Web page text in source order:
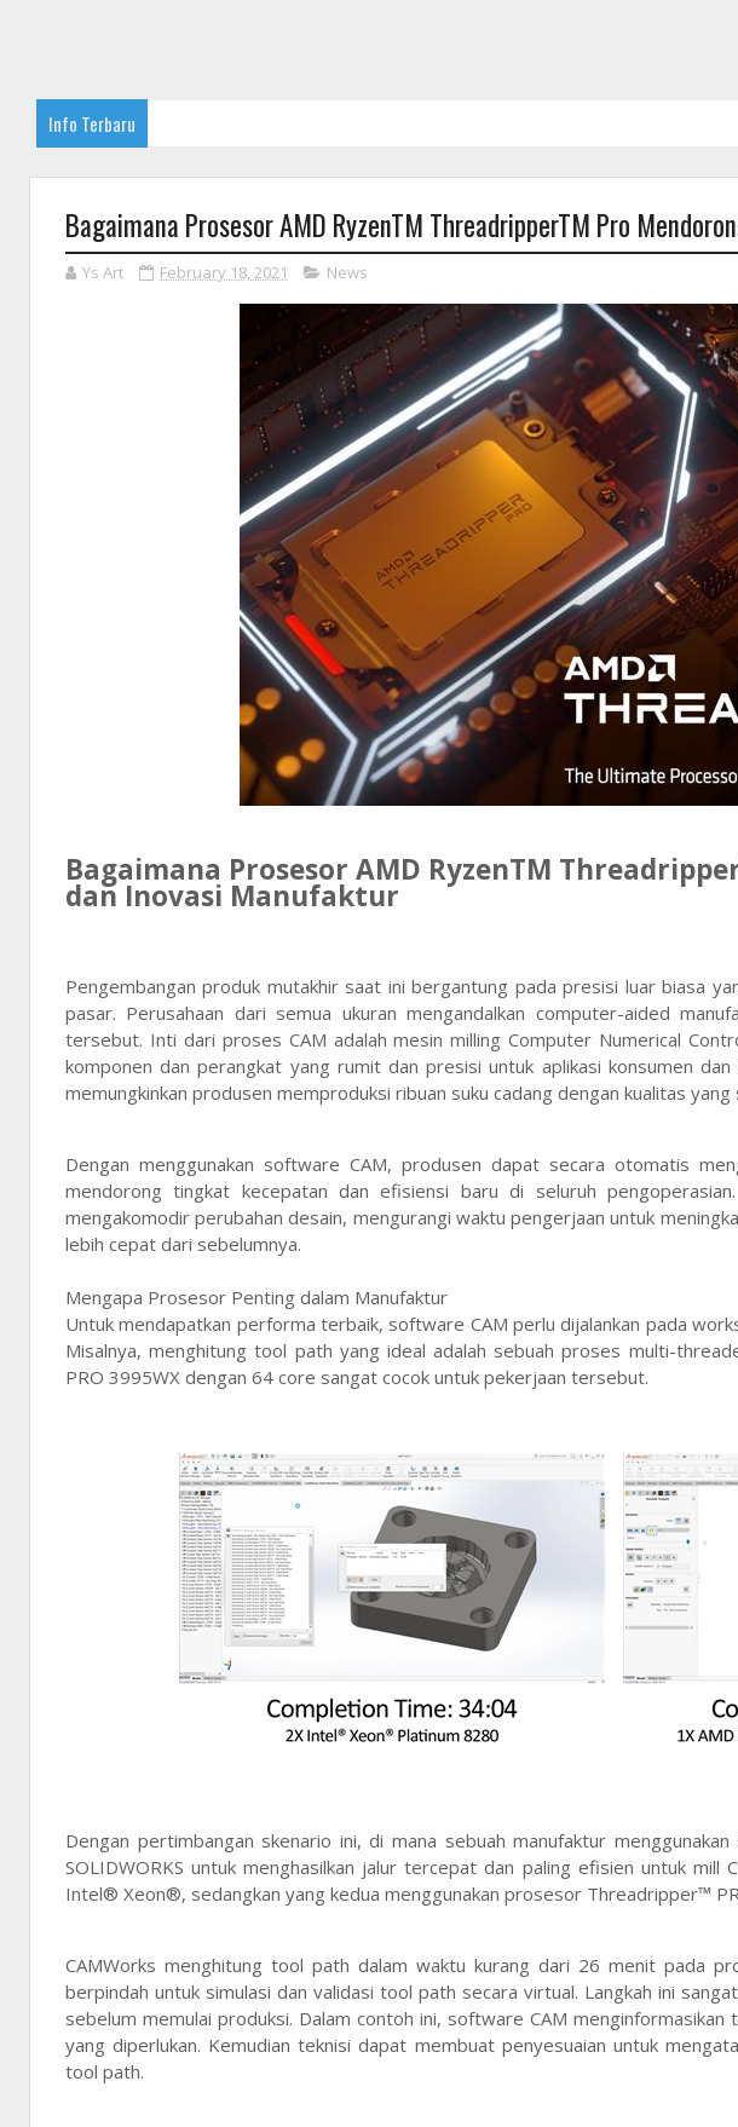
Info Terbaru
Bagaimana Prosesor AMD RyzenTM ThreadripperTM Pro
Ys Art February 18, 2021 News
Bagaimana Prosesor AMD RyzenTM
dan Inovasi Manufaktur
Pengembangan produk mutakhir saat ini bergantung pada presisi luar biasa
pasar. Perusahaan dari semua ukuran mengandalkan computer-aided
tersebut. Inti dari proses CAM adalah mesin milling Computer Numerical
komponen dan perangkat yang rumit dan presisi untuk aplikasi konsumen
memungkinkan produsen memproduksi ribuan suku cadang dengan kualitas
Dengan menggunakan software CAM, produsen dapat secara otomatis
mendorong tingkat kecepatan dan efisiensi baru di seluruh
mengakomodir perubahan desain, mengurangi waktu pengerjaan untuk
lebih cepat dari sebelumnya.
Mengapa Prosesor Penting dalam Manufaktur
Untuk mendapatkan performa terbaik, software CAM perlu dijalankan pada
Misalnya, menghitung tool path yang ideal adalah sebuah proses multi-
PRO 3995WX dengan 64 core sangat cocok untuk pekerjaan tersebut.
Dengan pertimbangan skenario ini, di mana sebuah manufaktur
SOLIDWORKS untuk menghasilkan jalur tercepat dan paling efisien untuk
Intel® Xeon®, sedangkan yang kedua menggunakan prosesor Threadripper™
CAMWorks menghitung tool path dalam waktu kurang dari 26 menit pada
berpindah untuk simulasi dan validasi tool path secara virtual. Langkah ini
sebelum memulai produksi. Dalam contoh ini, software CAM
yang diperlukan. Kemudian teknisi dapat membuat penyesuaian untuk
tool path.